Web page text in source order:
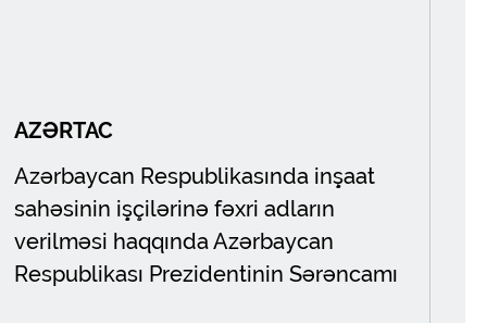
AZƏRTAC
Azərbaycan Respublikasında inşaat
sahəsinin işçilərinə fəxri adların
verilməsi haqqında Azərbaycan
Respublikası Prezidentinin Sərəncamı